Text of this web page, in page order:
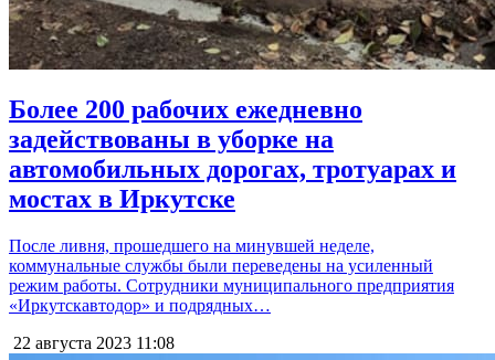
Более 200 рабочих ежедневно
задействованы в уборке на
автомобильных дорогах, тротуарах и
мостах в Иркутске
После ливня, прошедшего на минувшей неделе,
коммунальные службы были переведены на усиленный
режим работы. Сотрудники муниципального предприятия
«Иркутскавтодор» и подрядных…
22 августа 2023 11:08